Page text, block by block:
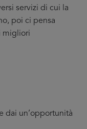
servizi di cui la
poi ci pensa
migliori
dai un’opportunità